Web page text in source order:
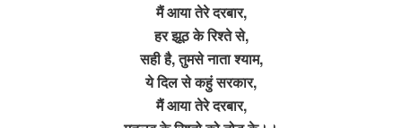
मैं आया तेरे दरबार,
हर झूठ के रिश्ते से,
सही है, तुमसे नाता श्याम,
ये दिल से कहुं सरकार,
मैं आया तेरे दरबार,